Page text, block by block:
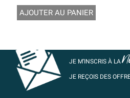
AJOUTER AU PANIER
JE M’INSCRIS À LA
JE REÇOIS DES